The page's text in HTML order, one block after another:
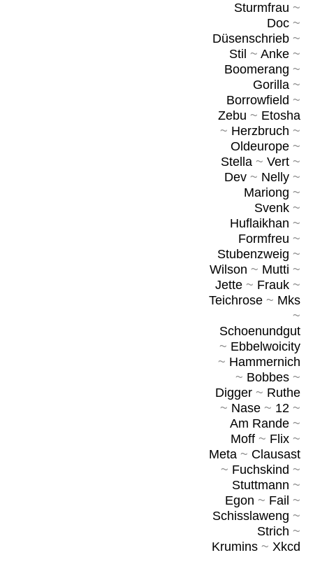
Sturmfrau ~
Doc~
Düsenschrieb~
Stil ~ Anke~
Boomerang ~
Gorilla~
Borrowfield ~
Zebu ~ Etosha
~ Herzbruch ~
Oldeurope~
Stella~ Vert~
Dev~ Nelly~
Mariong ~
Svenk~
Huflaikhan ~
Formfreu ~
Stubenzweig ~
Wilson ~ Mutti ~
Jette~ Frauk~
Teichrose~ Mks
~
Schoenundgut
~ Ebbelwoicity
~ Hammernich
~ Bobbes~
Digger~ Ruthe
~ Nase~ 12~
Am Rande~
Moff~ Flix~
Meta~ Clausast
~ Fuchskind ~
Stuttmann ~
Egon ~ Fail ~
Schisslaweng ~
Strich ~
Krumins~ Xkcd